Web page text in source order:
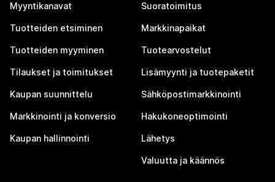
Myyntikanavat
Tuotteiden etsiminen
Tuotteiden myyminen
Tilaukset ja toimitukset
Kaupan suunnittelu
Markkinointi ja konversio
Kaupan hallinnointi
Suoratoimitus
Markkinapaikat
Tuotearvostelut
Lisämyynti ja tuotepaketit
Sähköpostimarkkinointi
Hakukoneoptimointi
Lähetys
Valuutta ja käännös